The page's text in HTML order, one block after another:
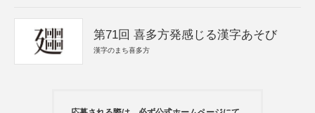
第71回 喜多方発感じる漢字あそび
漢字のまち喜多方